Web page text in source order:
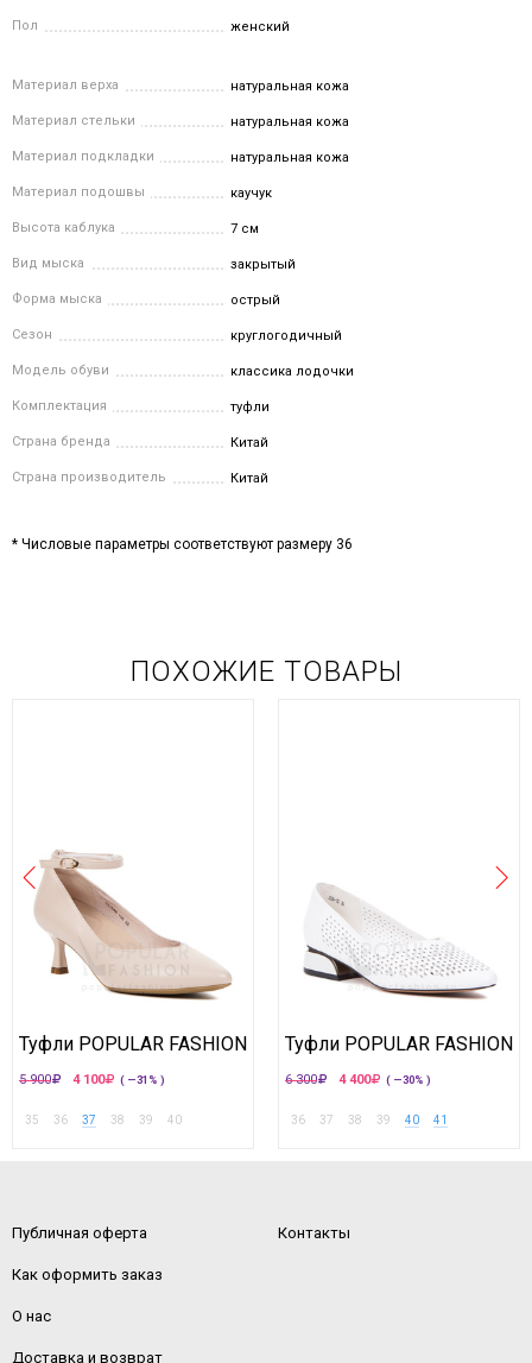
Пол женский
Материал верха натуральная кожа
Материал стельки натуральная кожа
Материал подкладки натуральная кожа
Материал подошвы каучук
Высота каблука 7 см
Вид мыска закрытый
Форма мыска острый
Сезон круглогодичный
Модель обуви классика лодочки
Комплектация туфли
Страна бренда Китай
Страна производитель Китай
* Числовые параметры соответствуют размеру 36
ПОХОЖИЕ ТОВАРЫ
Туфли POPULAR FASHION
5 900 4 100 ( —31% )
35 36 37 38 39 40
Туфли POPULAR FASHION
6 300 4 400 ( —30% )
36 37 38 39 40 41
Публичная оферта
Как оформить заказ
О нас
Доставка и возврат
Контакты